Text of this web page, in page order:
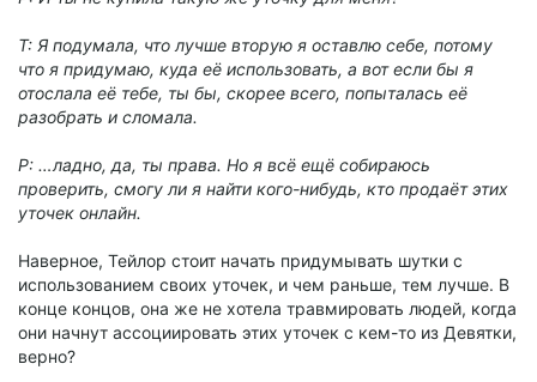
Т: Я подумала, что лучше вторую я оставлю себе, потому
что я придумаю, куда её использовать, а вот если бы я
отослала её тебе, ты бы, скорее всего, попыталась её
разобрать и сломала.
Р: …ладно, да, ты права. Но я всё ещё собираюсь
проверить, смогу ли я найти кого-нибудь, кто продаёт этих
уточек онлайн.
Наверное, Тейлор стоит начать придумывать шутки с
использованием своих уточек, и чем раньше, тем лучше. В
конце концов, она же не хотела травмировать людей, когда
они начнут ассоциировать этих уточек с кем-то из Девятки,
верно?